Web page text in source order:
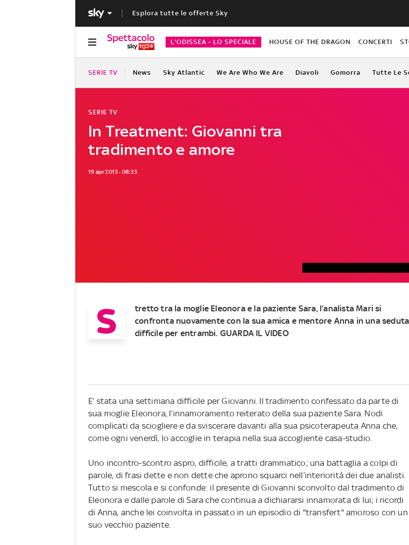
Esplora tutte le offerte Sky
L'ODISSEA - LO SPECIALE HOUSE OF THE DRAGON CONCERTI
SERIE TV News Sky Atlantic We Are Who We Are Diavoli Gomorra Tutte Le
In Treatment: Giovanni tra
tradimento e amore
SERIE TV
19 apr 2013 - 08:33
S
tretto tra la moglie Eleonora e la paziente Sara, l’analista Mari si
confronta nuovamente con la sua amica e mentore Anna in una seduta
difficile per entrambi. GUARDA IL VIDEO
E’ stata una settimana difficile per Giovanni. Il tradimento confessato da parte di
sua moglie Eleonora, l’innamoramento reiterato della sua paziente Sara. Nodi
complicati da sciogliere e da sviscerare davanti alla sua psicoterapeuta Anna che,
come ogni venerdì, lo accoglie in terapia nella sua accogliente casa-studio.
Uno incontro-scontro aspro, difficile, a tratti drammatico; una battaglia a colpi di
parole, di frasi dette e non dette che aprono squarci nell’interiorità dei due analisti.
Tutto si mescola e si confonde: il presente di Giovanni sconvolto dal tradimento di
Eleonora e dalle parole di Sara che continua a dichiararsi innamorata di lui; i ricordi
di Anna, anche lei coinvolta in passato in un episodio di "transfert" amoroso con un
suo vecchio paziente.